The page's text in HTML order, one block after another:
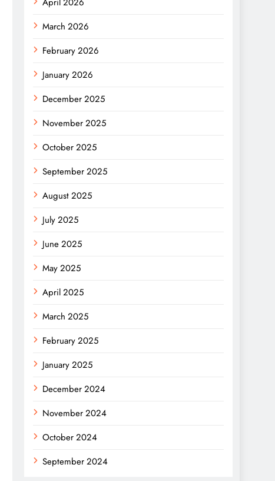
March 2026
February 2026
January 2026
December 2025
November 2025
October 2025
September 2025
August 2025
July 2025
June 2025
May 2025
April 2025
March 2025
February 2025
January 2025
December 2024
November 2024
October 2024
September 2024